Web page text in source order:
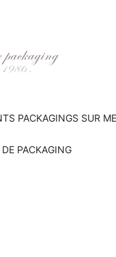
PACKAGINGS SUR
PACKAGING